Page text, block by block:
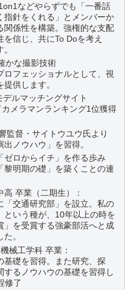
などやらずでも「一番話
指針をくれる」とメンバーか
関係性を構築。強権的な支配
信じ、共にTo Doを考え
かな撮影技術
ロフェッショナルとして、視
供します。
ルマッチングサイト
カメラマンランキング1位獲得
監督・サイトウユウ氏より
出ノウハウ」を習得。
ゼロからイチ」を作る歩み
黎明期の礎」を築くことの連
卒業（二期生）：
「交通研究部」を設立。私の
という種が、10年以上の時を
」を受賞する強豪部活へと成
。
械工学科 卒業：
基礎を習得。また研究、探
するノウハウの基礎を習得し
修了